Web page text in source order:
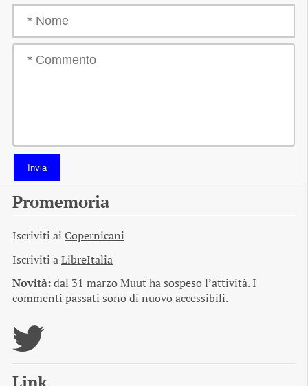
Invia
Promemoria
Iscriviti ai Copernicani
Iscriviti aLibreItalia
Novità:dal 31 marzo Muut ha sospeso l’attività. I
commenti passati sono di nuovo accessibili.